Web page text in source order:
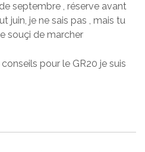
septembre , réserve avant
juin, je ne sais pas , mais tu
souçi de marcher
pour le GR20 je suis